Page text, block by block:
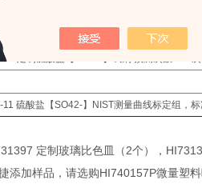
142.5 x 102.5 x 50.5 mm (5.6 x 4.0 x 2.0")
玻璃比色皿（HI731331+HI731336），规格
01 定制硫酸盐【SO42-】试剂 预测次数 100次
11 硫酸盐【SO42-】NIST测量曲线标定组，
定制玻璃比色皿（2个），
添加样品，请选购HI740157P微量塑